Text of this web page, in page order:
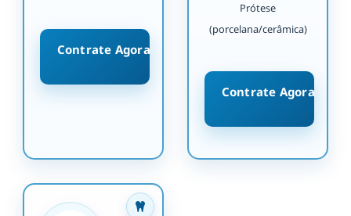
Contrate Agora
Prótese
(porcelana/cerâmica)
Contrate Agora